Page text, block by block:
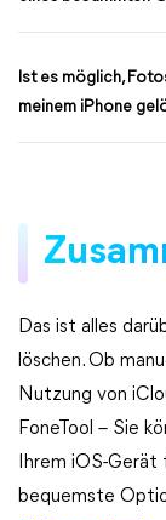
Ist es möglich,
meinem iPhone
Das ist alles
löschen. Ob
Nutzung von
FoneTool – Sie
Ihrem iOS-
bequemste